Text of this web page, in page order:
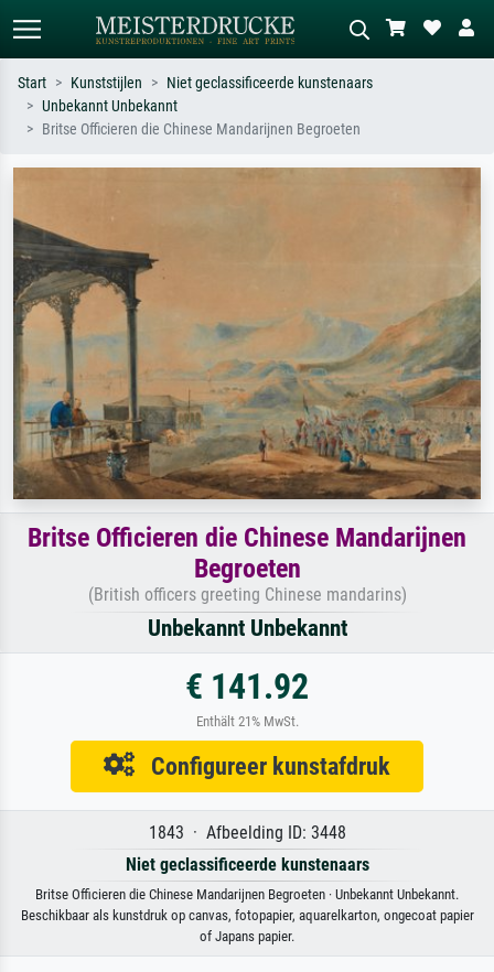
Standaard zoeken AI-beeldzoeker
Start Kunststijlen
Niet geclassificeerde kunstenaars
Unbekannt Unbekannt
Britse Officieren die Chinese Mandarijnen Begroeten
Britse Officieren die Chinese Mandarijnen
Begroeten
(British officers greeting Chinese mandarins)
Unbekannt Unbekannt
€ 141.92
Enthält 21% MwSt.
Configureer kunstafdruk
1843 · Afbeelding ID: 3448
Niet geclassificeerde kunstenaars
Britse Officieren die Chinese Mandarijnen Begroeten · Unbekannt Unbekannt.
Beschikbaar als kunstdruk op canvas, fotopapier, aquarelkarton, ongecoat papier
of Japans papier.